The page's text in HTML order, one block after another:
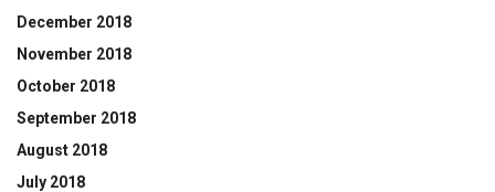
December 2018
November 2018
October 2018
September 2018
August 2018
July 2018